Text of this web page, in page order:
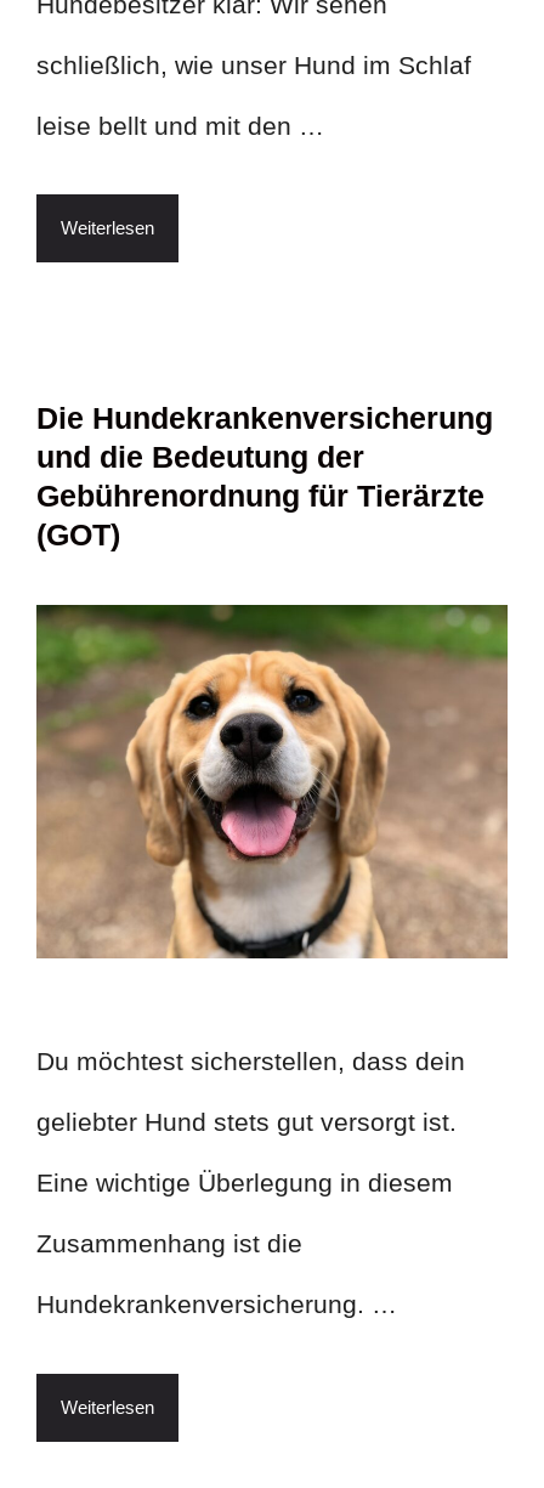
schließlich, wie unser Hund im Schlaf
leise bellt und mit den …
Weiterlesen
Die Hundekrankenversicherung
und die Bedeutung der
Gebührenordnung für Tierärzte
(GOT)
Du möchtest sicherstellen, dass dein
geliebter Hund stets gut versorgt ist.
Eine wichtige Überlegung in diesem
Zusammenhang ist die
Hundekrankenversicherung. …
Weiterlesen